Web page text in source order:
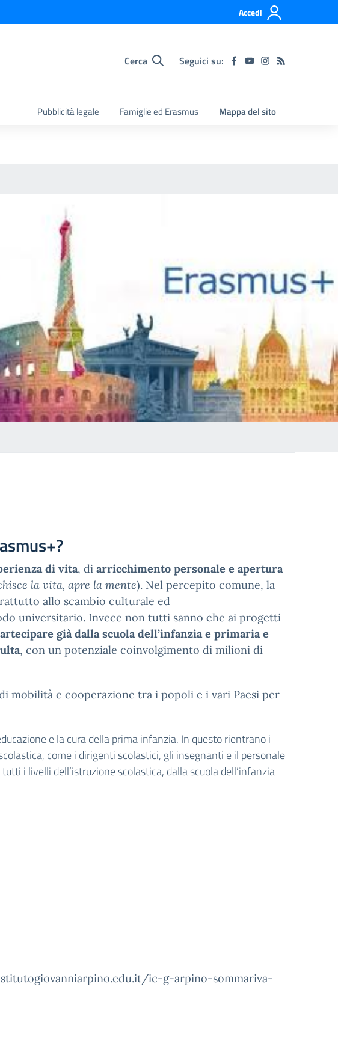
Accedi
Cerca Seguici su:
Pubblicità legale Famiglie ed Erasmus Mappa del sito
di vita, di arricchimento personale e apertura
la vita, apre la mente). Nel percepito comune, la
allo scambio culturale ed
universitario. Invece non tutti sanno che ai progetti
già dalla scuola dell’infanzia e primaria e
, con un potenziale coinvolgimento di milioni di
mobilità e cooperazione tra i popoli e i vari Paesi per
e la cura della prima infanzia. In questo rientrano i
come i dirigenti scolastici, gli insegnanti e il personale
i livelli dell’istruzione scolastica, dalla scuola dell’infanzia
ic-g-arpino-sommariva-